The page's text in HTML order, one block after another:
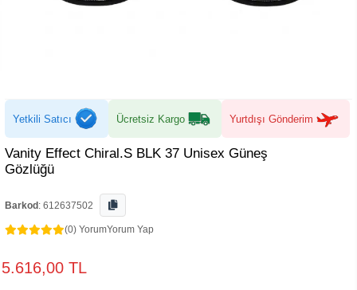
Yetkili Satıcı Ücretsiz Kargo Yurtdışı Gönderim
Vanity Effect Chiral.S BLK 37 Unisex Güneş
Gözlüğü
Barkod : 612637502
(0) YorumYorum Yap
5.616,00 TL